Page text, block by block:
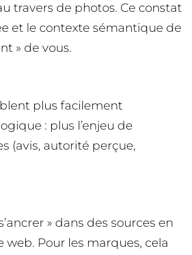
travers de photos. Ce constat
et le contexte sémantique de
» de vous.
plus facilement
: plus l’enjeu de
(avis, autorité perçue,
» dans des sources en
Pour les marques, cela